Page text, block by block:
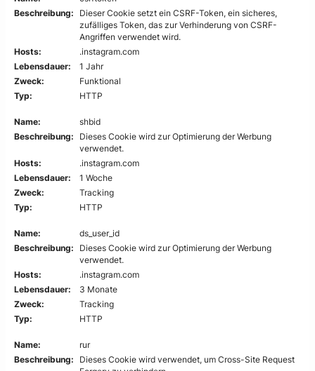
Beschreibung:
Dieser Cookie setzt ein CSRF-Token, ein sicheres,
zufälliges Token, das zur Verhinderung von CSRF-
Angriffen verwendet wird.
Hosts:
.instagram.com
Lebensdauer:
1 Jahr
Zweck:
Funktional
Typ:
HTTP
Name:
shbid
Beschreibung:
Dieses Cookie wird zur Optimierung der Werbung
verwendet.
Hosts:
.instagram.com
Lebensdauer:
1 Woche
Zweck:
Tracking
Typ:
HTTP
Name:
ds_user_id
Beschreibung:
Dieses Cookie wird zur Optimierung der Werbung
verwendet.
Hosts:
.instagram.com
Lebensdauer:
3 Monate
Zweck:
Tracking
Typ:
HTTP
Name:
rur
Beschreibung:
Dieses Cookie wird verwendet, um Cross-Site Request